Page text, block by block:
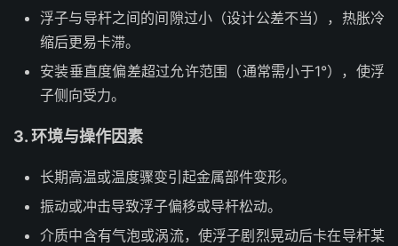
浮子与导杆之间的间隙过小（设计公差不当），热胀冷
缩后更易卡滞。
安装垂直度偏差超过允许范围（通常需小于1°），使浮
子侧向受力。
3. 环境与操作因素
长期高温或温度骤变引起金属部件变形。
振动或冲击导致浮子偏移或导杆松动。
介质中含有气泡或涡流，使浮子剧烈晃动后卡在导杆某